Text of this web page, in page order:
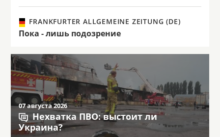
FRANKFURTER ALLGEMEINE ZEITUNG (DE)
Пока - лишь подозрение
07 августа 2026
Нехватка ПВО: выстоит ли
Украина?